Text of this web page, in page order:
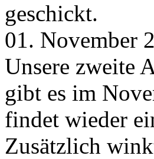
geschickt.
01. November
Unsere zweite
gibt es im
findet wieder
Zusätzlich